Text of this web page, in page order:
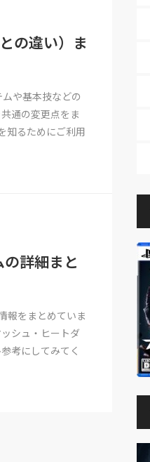
の違い）ま
や基本技などの
通の変更点をま
知るためにご利用
の詳細まと
報をまとめていま
シュ・ヒートダ
考にしてみてく